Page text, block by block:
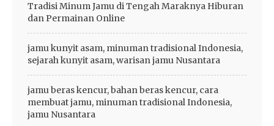
Tradisi Minum Jamu di Tengah Maraknya Hiburan
dan Permainan Online
jamu kunyit asam, minuman tradisional Indonesia,
sejarah kunyit asam, warisan jamu Nusantara
jamu beras kencur, bahan beras kencur, cara
membuat jamu, minuman tradisional Indonesia,
jamu Nusantara